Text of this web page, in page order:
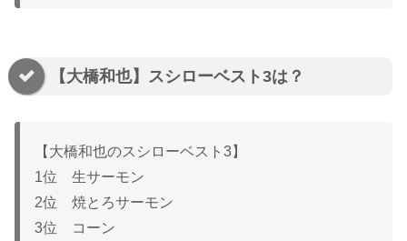
【大橋和也】スシローベスト3は？
【大橋和也のスシローベスト3】
1位 生サーモン
2位 焼とろサーモン
3位 コーン